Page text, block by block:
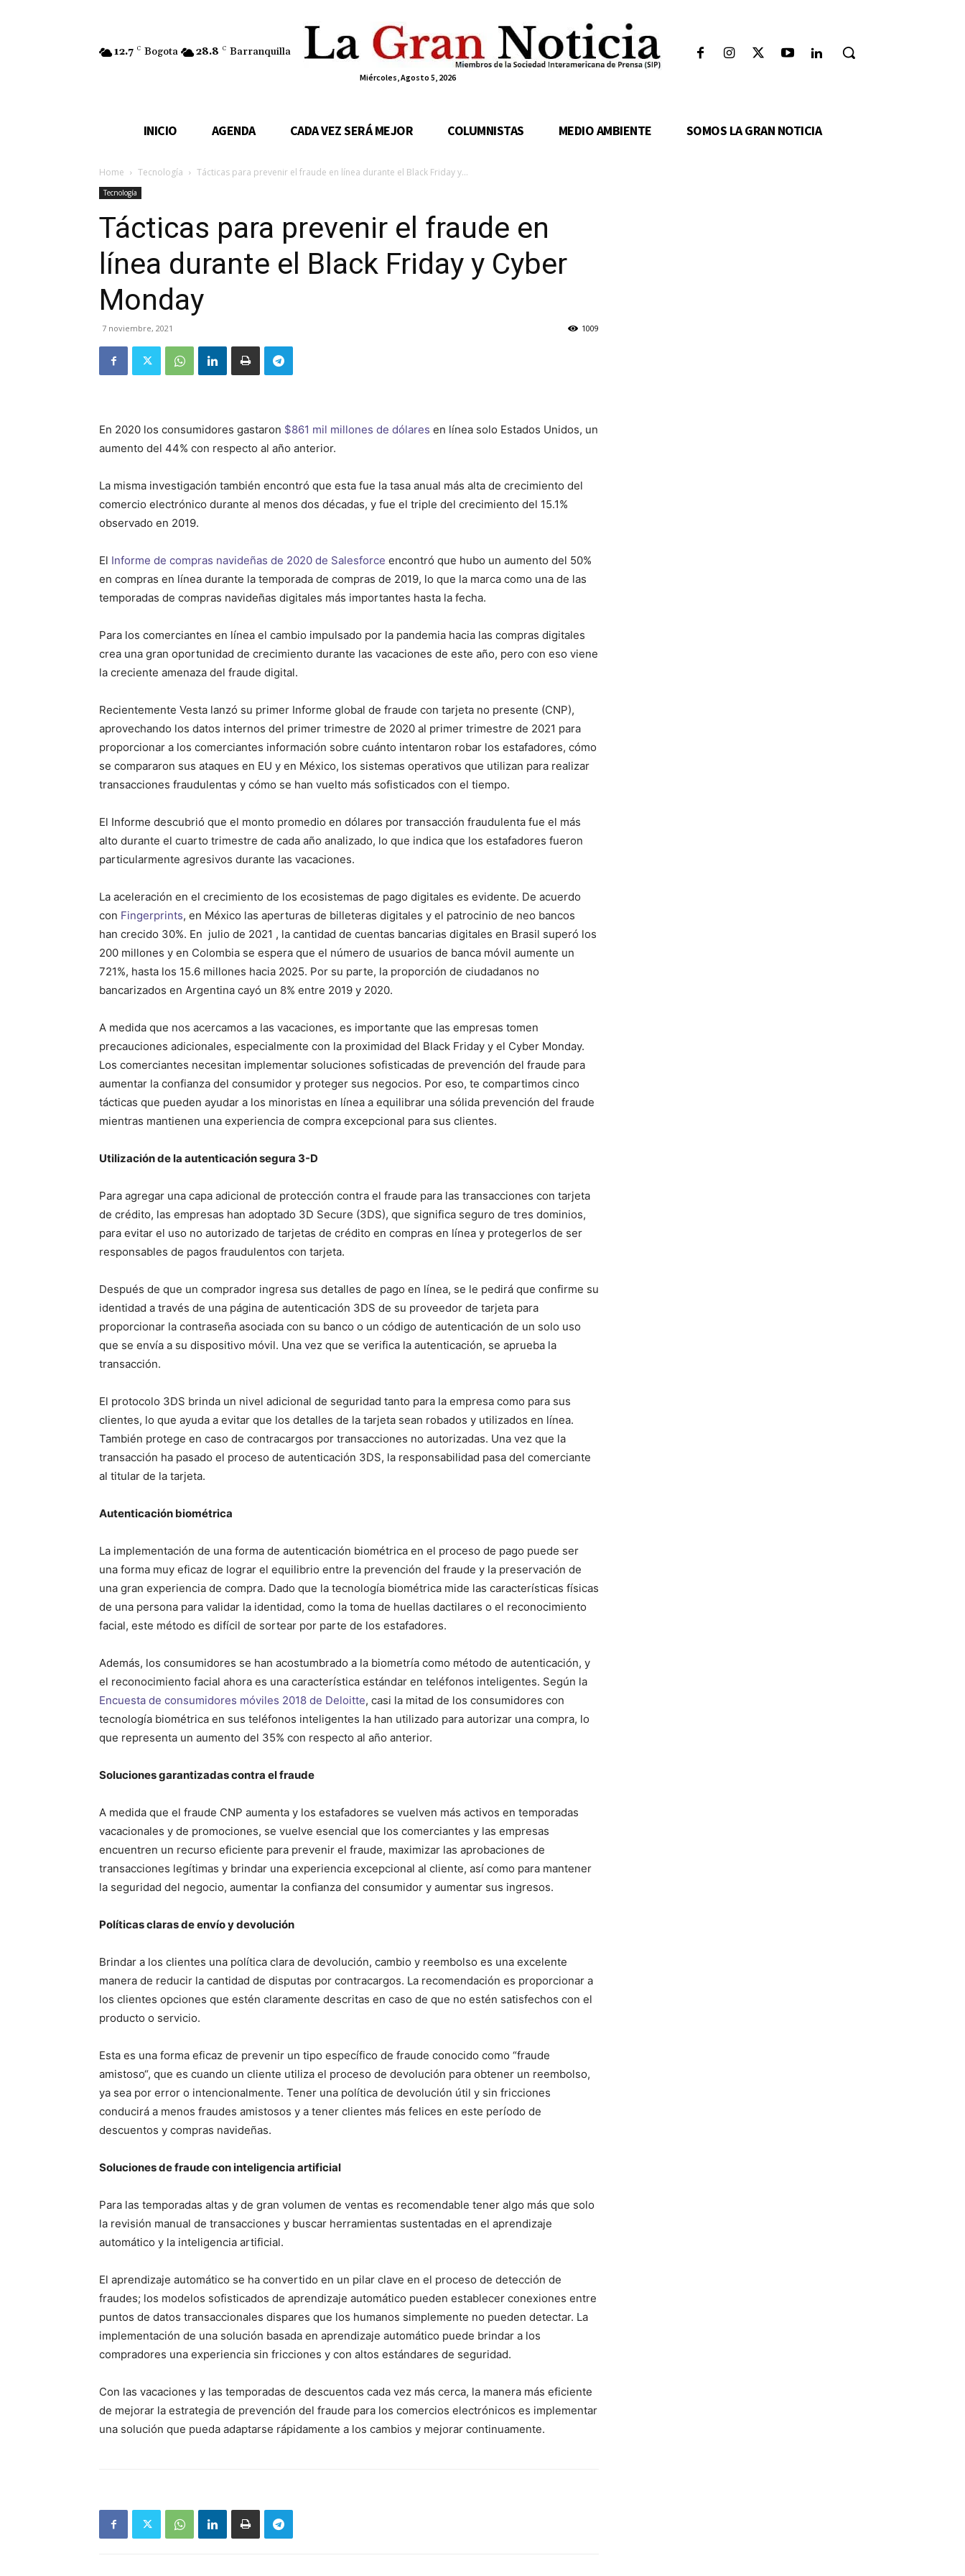
12.7 C Bogota 28.8 C Barranquilla
Miércoles, Agosto 5, 2026
INICIO AGENDA CADA VEZ SERÁ MEJOR COLUMNISTAS MEDIO AMBIENTE SOMOS LA GRAN NOTICIA
Home Tecnología Tácticas para prevenir el fraude en línea durante el Black Friday y...
Tecnología
Tácticas para prevenir el fraude en
línea durante el Black Friday y Cyber
Monday
7 noviembre, 2021 1009
En 2020 los consumidores gastaron $861 mil millones de dólares en línea solo Estados Unidos, un
aumento del 44% con respecto al año anterior.
La misma investigación también encontró que esta fue la tasa anual más alta de crecimiento del
comercio electrónico durante al menos dos décadas, y fue el triple del crecimiento del 15.1%
observado en 2019.
El Informe de compras navideñas de 2020 de Salesforce encontró que hubo un aumento del 50%
en compras en línea durante la temporada de compras de 2019, lo que la marca como una de las
temporadas de compras navideñas digitales más importantes hasta la fecha.
Para los comerciantes en línea el cambio impulsado por la pandemia hacia las compras digitales
crea una gran oportunidad de crecimiento durante las vacaciones de este año, pero con eso viene
la creciente amenaza del fraude digital.
Recientemente Vesta lanzó su primer Informe global de fraude con tarjeta no presente (CNP),
aprovechando los datos internos del primer trimestre de 2020 al primer trimestre de 2021 para
proporcionar a los comerciantes información sobre cuánto intentaron robar los estafadores, cómo
se compararon sus ataques en EU y en México, los sistemas operativos que utilizan para realizar
transacciones fraudulentas y cómo se han vuelto más sofisticados con el tiempo.
El Informe descubrió que el monto promedio en dólares por transacción fraudulenta fue el más
alto durante el cuarto trimestre de cada año analizado, lo que indica que los estafadores fueron
particularmente agresivos durante las vacaciones.
La aceleración en el crecimiento de los ecosistemas de pago digitales es evidente. De acuerdo
con Fingerprints, en México las aperturas de billeteras digitales y el patrocinio de neo bancos
han crecido 30%. En julio de 2021 , la cantidad de cuentas bancarias digitales en Brasil superó los
200 millones y en Colombia se espera que el número de usuarios de banca móvil aumente un
721%, hasta los 15.6 millones hacia 2025. Por su parte, la proporción de ciudadanos no
bancarizados en Argentina cayó un 8% entre 2019 y 2020.
A medida que nos acercamos a las vacaciones, es importante que las empresas tomen
precauciones adicionales, especialmente con la proximidad del Black Friday y el Cyber Monday.
Los comerciantes necesitan implementar soluciones sofisticadas de prevención del fraude para
aumentar la confianza del consumidor y proteger sus negocios. Por eso, te compartimos cinco
tácticas que pueden ayudar a los minoristas en línea a equilibrar una sólida prevención del fraude
mientras mantienen una experiencia de compra excepcional para sus clientes.
Utilización de la autenticación segura 3-D
Para agregar una capa adicional de protección contra el fraude para las transacciones con tarjeta
de crédito, las empresas han adoptado 3D Secure (3DS), que significa seguro de tres dominios,
para evitar el uso no autorizado de tarjetas de crédito en compras en línea y protegerlos de ser
responsables de pagos fraudulentos con tarjeta.
Después de que un comprador ingresa sus detalles de pago en línea, se le pedirá que confirme su
identidad a través de una página de autenticación 3DS de su proveedor de tarjeta para
proporcionar la contraseña asociada con su banco o un código de autenticación de un solo uso
que se envía a su dispositivo móvil. Una vez que se verifica la autenticación, se aprueba la
transacción.
El protocolo 3DS brinda un nivel adicional de seguridad tanto para la empresa como para sus
clientes, lo que ayuda a evitar que los detalles de la tarjeta sean robados y utilizados en línea.
También protege en caso de contracargos por transacciones no autorizadas. Una vez que la
transacción ha pasado el proceso de autenticación 3DS, la responsabilidad pasa del comerciante
al titular de la tarjeta.
Autenticación biométrica
La implementación de una forma de autenticación biométrica en el proceso de pago puede ser
una forma muy eficaz de lograr el equilibrio entre la prevención del fraude y la preservación de
una gran experiencia de compra. Dado que la tecnología biométrica mide las características físicas
de una persona para validar la identidad, como la toma de huellas dactilares o el reconocimiento
facial, este método es difícil de sortear por parte de los estafadores.
Además, los consumidores se han acostumbrado a la biometría como método de autenticación, y
el reconocimiento facial ahora es una característica estándar en teléfonos inteligentes. Según la
Encuesta de consumidores móviles 2018 de Deloitte, casi la mitad de los consumidores con
tecnología biométrica en sus teléfonos inteligentes la han utilizado para autorizar una compra, lo
que representa un aumento del 35% con respecto al año anterior.
Soluciones garantizadas contra el fraude
A medida que el fraude CNP aumenta y los estafadores se vuelven más activos en temporadas
vacacionales y de promociones, se vuelve esencial que los comerciantes y las empresas
encuentren un recurso eficiente para prevenir el fraude, maximizar las aprobaciones de
transacciones legítimas y brindar una experiencia excepcional al cliente, así como para mantener
la seguridad del negocio, aumentar la confianza del consumidor y aumentar sus ingresos.
Políticas claras de envío y devolución
Brindar a los clientes una política clara de devolución, cambio y reembolso es una excelente
manera de reducir la cantidad de disputas por contracargos. La recomendación es proporcionar a
los clientes opciones que estén claramente descritas en caso de que no estén satisfechos con el
producto o servicio.
Esta es una forma eficaz de prevenir un tipo específico de fraude conocido como “fraude
amistoso“, que es cuando un cliente utiliza el proceso de devolución para obtener un reembolso,
ya sea por error o intencionalmente. Tener una política de devolución útil y sin fricciones
conducirá a menos fraudes amistosos y a tener clientes más felices en este período de
descuentos y compras navideñas.
Soluciones de fraude con inteligencia artificial
Para las temporadas altas y de gran volumen de ventas es recomendable tener algo más que solo
la revisión manual de transacciones y buscar herramientas sustentadas en el aprendizaje
automático y la inteligencia artificial.
El aprendizaje automático se ha convertido en un pilar clave en el proceso de detección de
fraudes; los modelos sofisticados de aprendizaje automático pueden establecer conexiones entre
puntos de datos transaccionales dispares que los humanos simplemente no pueden detectar. La
implementación de una solución basada en aprendizaje automático puede brindar a los
compradores una experiencia sin fricciones y con altos estándares de seguridad.
Con las vacaciones y las temporadas de descuentos cada vez más cerca, la manera más eficiente
de mejorar la estrategia de prevención del fraude para los comercios electrónicos es implementar
una solución que pueda adaptarse rápidamente a los cambios y mejorar continuamente.